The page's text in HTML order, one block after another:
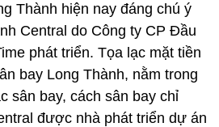
Thành hiện nay đáng chú ý
Central do Công ty CP Đầu
phát triển. Tọa lạc mặt tiền
bay Long Thành, nằm trong
sân bay, cách sân bay chỉ
được nhà phát triển dự án